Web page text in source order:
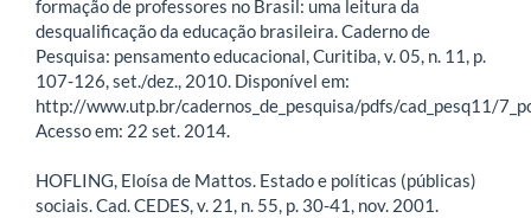
formação de professores no Brasil: uma leitura da
desqualificação da educação brasileira. Caderno de
Pesquisa: pensamento educacional, Curitiba, v. 05, n. 11, p.
107-126, set./dez., 2010. Disponível em:
http://www.utp.br/cadernos_de_pesquisa/pdfs/cad_pesq11/
Acesso em: 22 set. 2014.
HOFLING, Eloísa de Mattos. Estado e políticas (públicas)
sociais. Cad. CEDES, v. 21, n. 55, p. 30-41, nov. 2001.